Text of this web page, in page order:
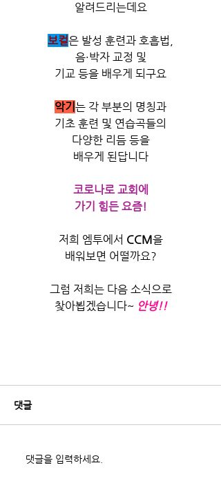
알려드리는데요
보컬은 발성 훈련과 호흡법,
음·박자 교정 및
기교 등을 배우게 되구요
악기 는 각 부분의 명칭과
기초 훈련 및 연습곡들의
다양한 리듬 등을
배우게 된답니다
코로나로 교회에
가기 힘든 요즘!
저희 엠투에서 CCM을
배워보면 어떨까요?
그럼 저희는 다음 소식으로
찾아뵙겠습니다~ 안녕!!
댓글
댓글을 입력하세요.